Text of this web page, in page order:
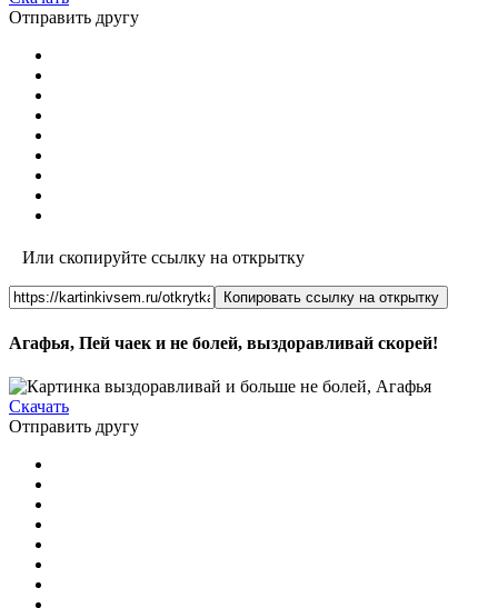
Отправить другу
Или скопируйте ссылку на открытку
Копировать ссылку на открытку
Агафья, Пей чаек и не болей, выздоравливай скорей!
Скачать
Отправить другу